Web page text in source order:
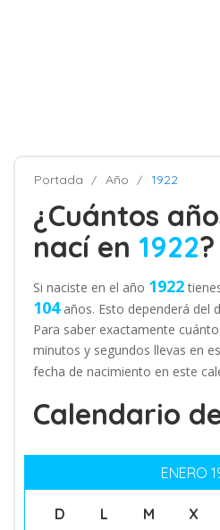
Portada Año 1922
¿Cuántos
nací en 1922?
Si naciste en el año 1922
104años. Esto dependerá del
Para saber exactamente
minutos y segundos llevas en
fecha de nacimiento en este
Calendario
ENERO
D L M X